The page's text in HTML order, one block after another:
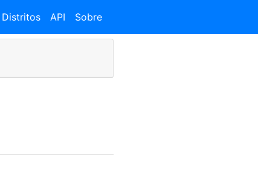
Distritos API Sobre